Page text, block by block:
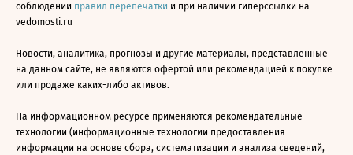
соблюдении правил перепечатки и при наличии гиперссылки на
vedomosti.ru
Новости, аналитика, прогнозы и другие материалы, представленные
на данном сайте, не являются офертой или рекомендацией к покупке
или продаже каких-либо активов.
На информационном ресурсе применяются рекомендательные
технологии (информационные технологии предоставления
информации на основе сбора, систематизации и анализа сведений,